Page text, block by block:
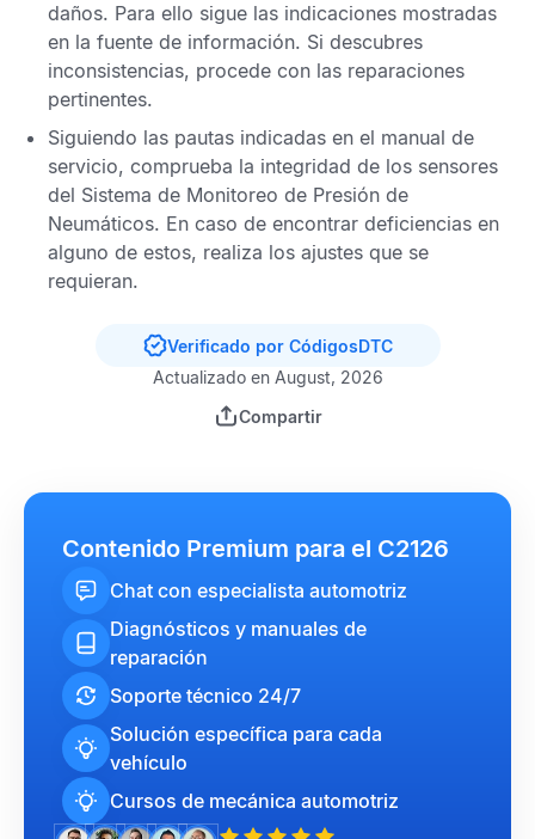
daños. Para ello sigue las indicaciones mostradas
en la fuente de información. Si descubres
inconsistencias, procede con las reparaciones
pertinentes.
Siguiendo las pautas indicadas en el manual de
servicio, comprueba la integridad de los sensores
del Sistema de Monitoreo de Presión de
Neumáticos. En caso de encontrar deficiencias en
alguno de estos, realiza los ajustes que se
requieran.
Verificado por CódigosDTC
Actualizado en August, 2026
Compartir
Contenido Premium para el C2126
Chat con especialista automotriz
Diagnósticos y manuales de
reparación
Soporte técnico 24/7
Solución específica para cada
vehículo
Cursos de mecánica automotriz